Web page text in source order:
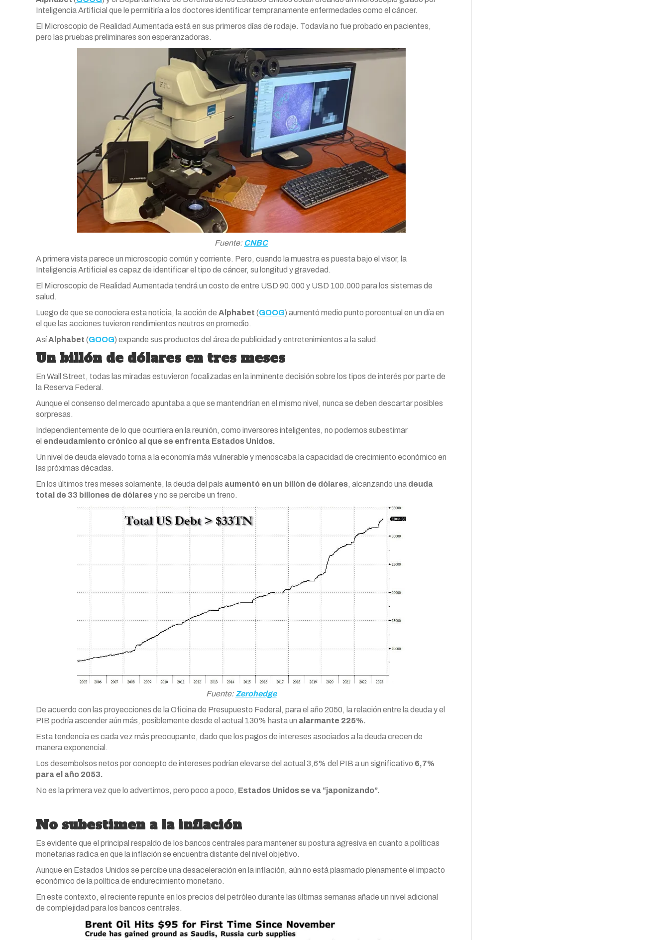
Inteligencia Artificial que le permitiría a los doctores identificar tempranamente enfermedades como el cáncer.
El Microscopio de Realidad Aumentada está en sus primeros días de rodaje. Todavía no fue probado en pacientes,
pero las pruebas preliminares son esperanzadoras.
Fuente: CNBC
A primera vista parece un microscopio común y corriente. Pero, cuando la muestra es puesta bajo el visor, la
Inteligencia Artificial es capaz de identificar el tipo de cáncer, su longitud y gravedad.
El Microscopio de Realidad Aumentada tendrá un costo de entre USD 90.000 y USD 100.000 para los sistemas de
salud.
Luego de que se conociera esta noticia, la acción de Alphabet (GOOG) aumentó medio punto porcentual en un día en
el que las acciones tuvieron rendimientos neutros en promedio.
AsíAlphabet (GOOG) expande sus productos del área de publicidad y entretenimientos a la salud.
Un billón de dólares en tres meses
En Wall Street, todas las miradas estuvieron focalizadas en la inminente decisión sobre los tipos de interés por parte de
la Reserva Federal.
Aunque el consenso del mercado apuntaba a que se mantendrían en el mismo nivel, nunca se deben descartar posibles
sorpresas.
Independientemente de lo que ocurriera en la reunión, como inversores inteligentes, no podemos subestimar
el endeudamiento crónico al que se enfrenta Estados Unidos.
Un nivel de deuda elevado torna a la economía más vulnerable y menoscaba la capacidad de crecimiento económico en
las próximas décadas.
En los últimos tres meses solamente, la deuda del país aumentó en un billón de dólares, alcanzando una deuda
total de 33 billones de dólaresy no se percibe un freno.
Fuente: Zerohedge
De acuerdo con las proyecciones de la Oficina de Presupuesto Federal, para el año 2050, la relación entre la deuda y el
PIB podría ascender aún más, posiblemente desde el actual 130% hasta un alarmante 225%.
Esta tendencia es cada vez más preocupante, dado que los pagos de intereses asociados a la deuda crecen de
manera exponencial.
Los desembolsos netos por concepto de intereses podrían elevarse del actual 3,6% del PIB a un significativo 6,7%
para el año 2053.
No es la primera vez que lo advertimos, pero poco a poco, Estados Unidos se va “japonizando”.
No subestimen a la inflación
Es evidente que el principal respaldo de los bancos centrales para mantener su postura agresiva en cuanto a políticas
monetarias radica en que la inflación se encuentra distante del nivel objetivo.
Aunque en Estados Unidos se percibe una desaceleración en la inflación, aún no está plasmado plenamente el impacto
económico de la política de endurecimiento monetario.
En este contexto, el reciente repunte en los precios del petróleo durante las últimas semanas añade un nivel adicional
de complejidad para los bancos centrales.